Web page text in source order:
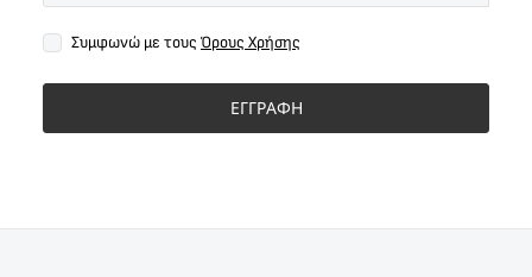
Συμφωνώ με τους Όρους Χρήσης
ΕΓΓΡΑΦΗ